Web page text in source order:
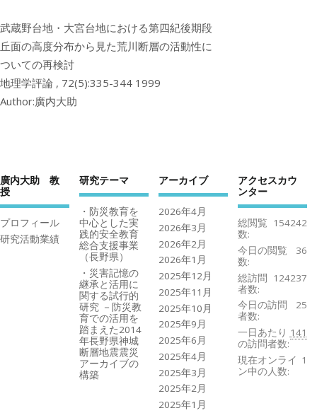
武蔵野台地・大宮台地における第四紀後期段
丘面の高度分布から見た荒川断層の活動性に
ついての再検討
地理学評論 , 72(5):335-344 1999
Author:廣内大助
廣内大助 教
授
プロフィール
研究活動業績
研究テーマ
・防災教育を
中心とした実
践的安全教育
総合支援事業
（長野県）
・災害記憶の
継承と活用に
関する試行的
研究 －防災教
育での活用を
踏まえた2014
年長野県神城
断層地震震災
アーカイブの
構築
アーカイブ
2026年4月
2026年3月
2026年2月
2026年1月
2025年12月
2025年11月
2025年10月
2025年9月
2025年6月
2025年4月
2025年3月
2025年2月
2025年1月
アクセスカウ
ンター
154242
総閲覧
数:
36
今日の閲覧
数:
124237
総訪問
者数:
25
今日の訪問
者数:
141
一日あたり
の訪問者数:
1
現在オンライ
ン中の人数: